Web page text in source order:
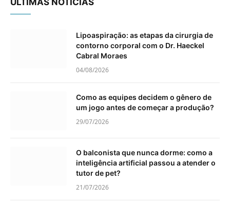
ÚLTIMAS NOTÍCIAS
Lipoaspiração: as etapas da cirurgia de
contorno corporal com o Dr. Haeckel
Cabral Moraes
04/08/2026
Como as equipes decidem o gênero de
um jogo antes de começar a produção?
29/07/2026
O balconista que nunca dorme: como a
inteligência artificial passou a atender o
tutor de pet?
21/07/2026